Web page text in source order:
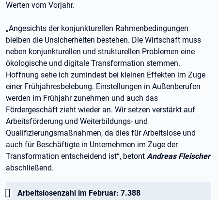
Werten vom Vorjahr.
„Angesichts der konjunkturellen Rahmenbedingungen
bleiben die Unsicherheiten bestehen. Die Wirtschaft muss
neben konjunkturellen und strukturellen Problemen eine
ökologische und digitale Transformation stemmen.
Hoffnung sehe ich zumindest bei kleinen Effekten im Zuge
einer Frühjahresbelebung. Einstellungen in Außenberufen
werden im Frühjahr zunehmen und auch das
Fördergeschäft zieht wieder an. Wir setzen verstärkt auf
Arbeitsförderung und Weiterbildungs- und
Qualifizierungsmaßnahmen, da dies für Arbeitslose und
auch für Beschäftigte in Unternehmen im Zuge der
Transformation entscheidend ist“, betont Andreas Fleischer
abschließend.
Wichtig:
Arbeitslosenzahl im Februar: 7.388